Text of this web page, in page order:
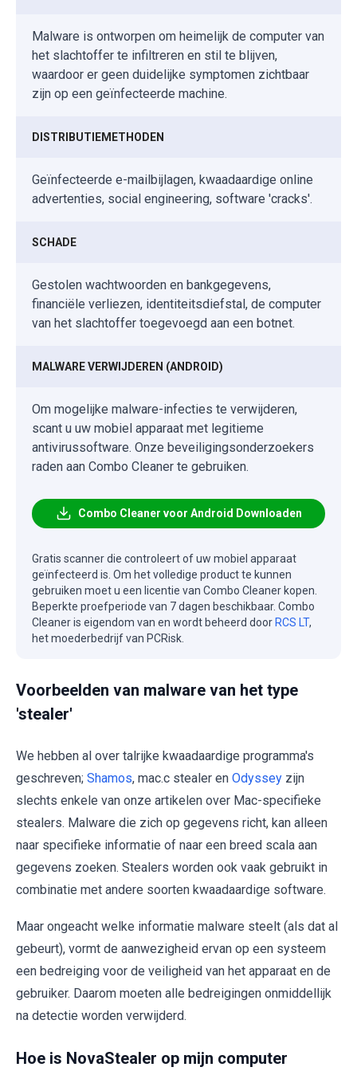
Malware is ontworpen om heimelijk de computer van
het slachtoffer te infiltreren en stil te blijven,
waardoor er geen duidelijke symptomen zichtbaar
zijn op een geïnfecteerde machine.
DISTRIBUTIEMETHODEN
Geïnfecteerde e-mailbijlagen, kwaadaardige online
advertenties, social engineering, software 'cracks'.
SCHADE
Gestolen wachtwoorden en bankgegevens,
financiële verliezen, identiteitsdiefstal, de computer
van het slachtoffer toegevoegd aan een botnet.
MALWARE VERWIJDEREN (ANDROID)
Om mogelijke malware-infecties te verwijderen,
scant u uw mobiel apparaat met legitieme
antivirussoftware. Onze beveiligingsonderzoekers
raden aan Combo Cleaner te gebruiken.
Combo Cleaner voor Android Downloaden
Gratis scanner die controleert of uw mobiel apparaat
geïnfecteerd is. Om het volledige product te kunnen
gebruiken moet u een licentie van Combo Cleaner kopen.
Beperkte proefperiode van 7 dagen beschikbaar. Combo
Cleaner is eigendom van en wordt beheerd door RCS LT,
het moederbedrijf van PCRisk.
Voorbeelden van malware van het type
'stealer'
We hebben al over talrijke kwaadaardige programma's
geschreven; Shamos, mac.c stealer en Odyssey zijn
slechts enkele van onze artikelen over Mac-specifieke
stealers. Malware die zich op gegevens richt, kan alleen
naar specifieke informatie of naar een breed scala aan
gegevens zoeken. Stealers worden ook vaak gebruikt in
combinatie met andere soorten kwaadaardige software.
Maar ongeacht welke informatie malware steelt (als dat al
gebeurt), vormt de aanwezigheid ervan op een systeem
een bedreiging voor de veiligheid van het apparaat en de
gebruiker. Daarom moeten alle bedreigingen onmiddellijk
na detectie worden verwijderd.
Hoe is NovaStealer op mijn computer